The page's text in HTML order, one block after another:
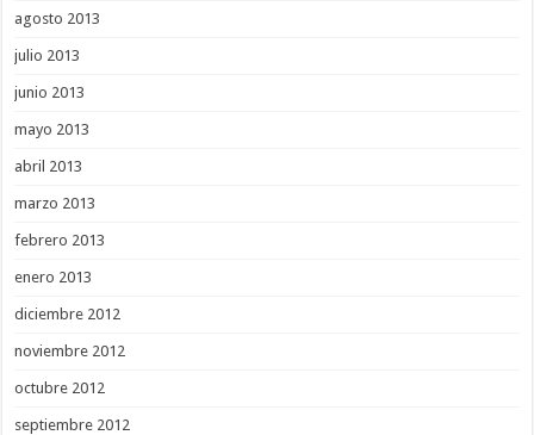
agosto 2013
julio 2013
junio 2013
mayo 2013
abril 2013
marzo 2013
febrero 2013
enero 2013
diciembre 2012
noviembre 2012
octubre 2012
septiembre 2012